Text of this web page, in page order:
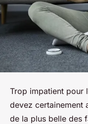
Trop impatient pour
devez certainement
de la plus belle des